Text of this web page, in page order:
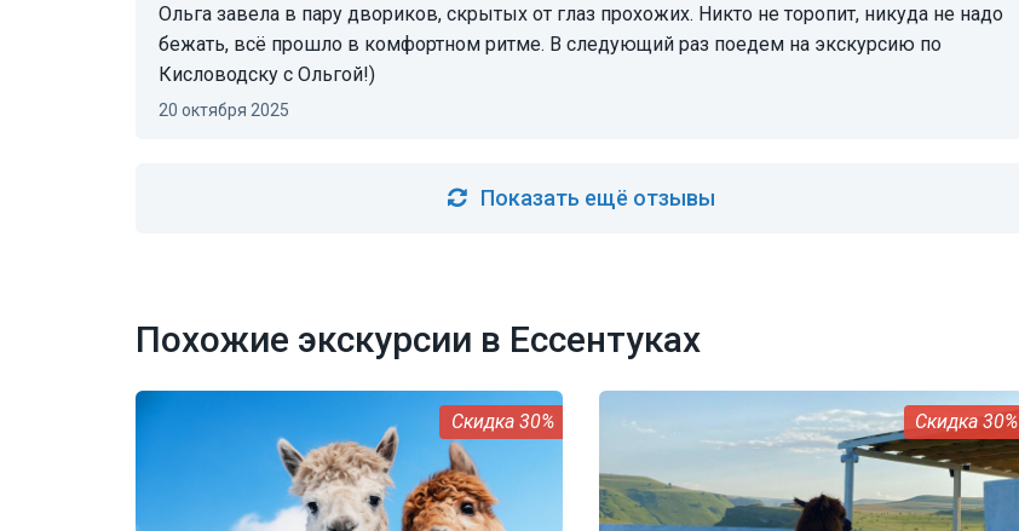
Ольга завела в пару двориков, скрытых от глаз прохожих. Никто не торопит, никуда не надо
бежать, всё прошло в комфортном ритме. В следующий раз поедем на экскурсию по
Кисловодску с Ольгой!)
20 октября 2025
Показать ещё отзывы
Похожие экскурсии в Ессентуках
30% 30%